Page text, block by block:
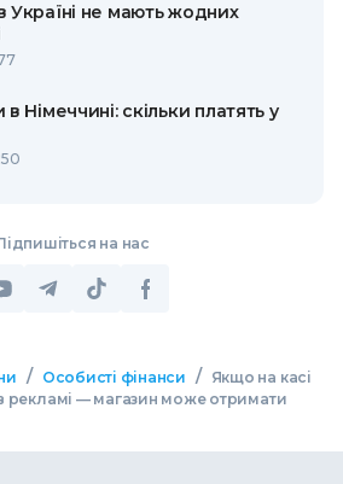
Україні не мають жодних
в Німеччині: скільки платять у
на нас
/ Особисті фінанси /
Якщо на касі
рекламі — магазин може отримати